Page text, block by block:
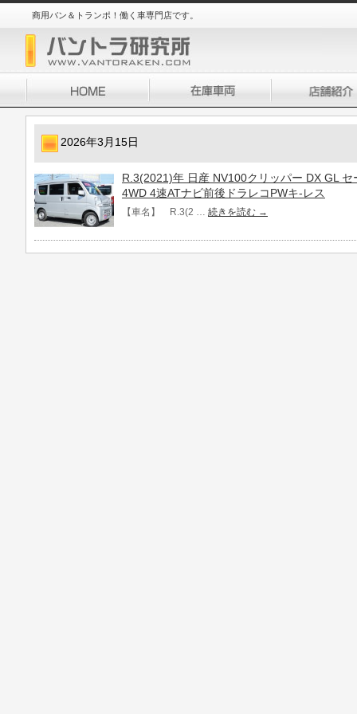
商用バン＆トランポ！働く車専門店です。
2026年3月15日
R.3(2021)年 日産 NV100クリッパー DX GL
4WD 4速ATナビ前後ドラレコPWキ-レス
【車名】 R.3(2 … 続きを読む →